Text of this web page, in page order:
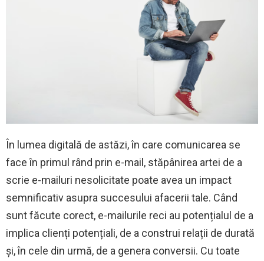
În lumea digitală de astăzi, în care comunicarea se
face în primul rând prin e-mail, stăpânirea artei de a
scrie e-mailuri nesolicitate poate avea un impact
semnificativ asupra succesului afacerii tale. Când
sunt făcute corect, e-mailurile reci au potențialul de a
implica clienți potențiali, de a construi relații de durată
și, în cele din urmă, de a genera conversii. Cu toate